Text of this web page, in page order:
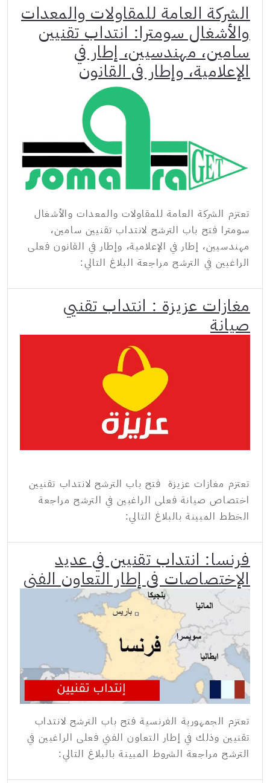
الشركة العامة للمقاولات والمعدات
والأشغال سومترا: انتداب تقنيين
سامين، مهندسيين، إطار في
الإعلامية، وإطار في القانون
تعتزم الشركة العامة للمقاولات والمعدات والأشغال
سومترا فتح باب الترشح لانتداب تقنيين سامين،
مهندسيين، إطار في الإعلامية، وإطار في القانون فعلى
الراغبين في الترشح مراجعة البلاغ التالي:
مغازات عزيزة : انتداب تقنيي
صيانة
تعتزم مغازات عزيزة فتح باب الترشح لانتداب تقنيين
اختصاص صيانة فعلى الراغبين في الترشح مراجعة
الخطط المبينة بالبلاغ التالي:
فرنسا: انتداب تقنيين في عديد
الإختصاصات في إطار التعاون الفني
تعتزم الجمهورية الفرنسية فتح باب الترشح لانتداب
تقنيين وذلك في إطار التعاون الفني فعلى الراغبين في
الترشح مراجعة الشروط المبينة بالبلاغ التالي: